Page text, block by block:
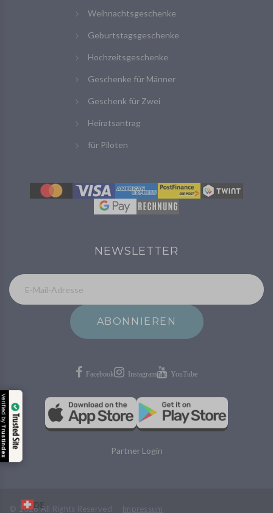
Weihnachtsgeschenke
Geburtstagsgeschenke
Hochzeitsgeschenke
Geschenke für Männer
Geschenk für Zwei
Heiratsantrag
für Piloten
NEWSLETTER
ABONNIEREN
Partner Login
© 2026All Rights Reserved Impressum
DE
Trusted Site
Verified by
Trustindex